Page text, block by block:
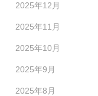
2025年12月
2025年11月
2025年10月
2025年9月
2025年8月